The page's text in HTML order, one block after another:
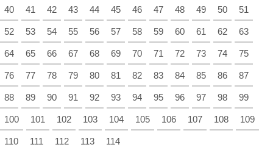
40 41 42 43 44 45 46 47 48 49 50 51
52 53 54 55 56 57 58 59 60 61 62 63
64 65 66 67 68 69 70 71 72 73 74 75
76 77 78 79 80 81 82 83 84 85 86 87
88 89 90 91 92 93 94 95 96 97 98 99
100 101 102 103 104 105 106 107 108 109
110 111 112 113 114